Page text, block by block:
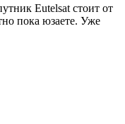
Eutelsat стоит от
пока юзаете. Уже